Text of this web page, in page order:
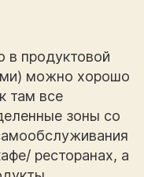
в продуктовой
можно хорошо
там все
зоны со
ресторанах, а